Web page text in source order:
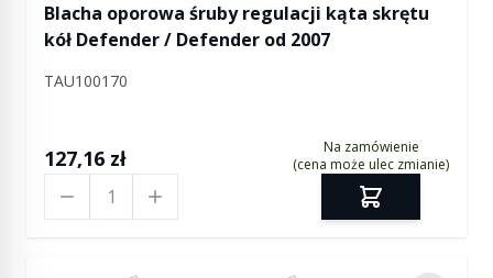
Blacha oporowa śruby regulacji kąta skrętu
kół Defender / Defender od 2007
TAU100170
127,16 zł
Na zamówienie
(cena może ulec zmianie)